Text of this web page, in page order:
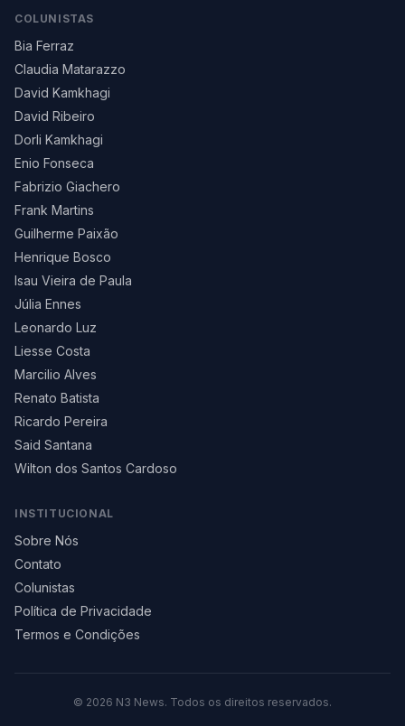
COLUNISTAS
Bia Ferraz
Claudia Matarazzo
David Kamkhagi
David Ribeiro
Dorli Kamkhagi
Enio Fonseca
Fabrizio Giachero
Frank Martins
Guilherme Paixão
Henrique Bosco
Isau Vieira de Paula
Júlia Ennes
Leonardo Luz
Liesse Costa
Marcilio Alves
Renato Batista
Ricardo Pereira
Said Santana
Wilton dos Santos Cardoso
INSTITUCIONAL
Sobre Nós
Contato
Colunistas
Política de Privacidade
Termos e Condições
© 2026 N3 News. Todos os direitos reservados.